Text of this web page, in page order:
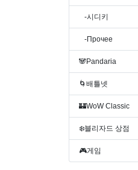
-시디키
-Прочее
🐼Pandaria
🌀배틀넷
🏰WoW Classic
❄️블리자드 상점
🎮게임